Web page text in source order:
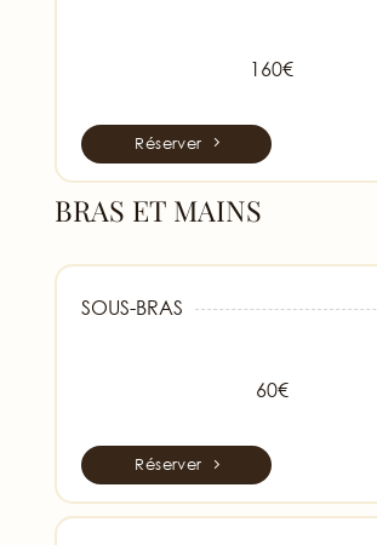
160€
Réserver
BRAS ET MAINS
SOUS-BRAS
60€
Réserver